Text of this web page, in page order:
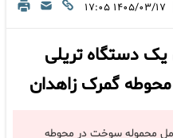
۱۴۰۵/۰۳/۱۷ ۱۷:۰۵
دستگاه تریلی
گمرک زاهدان
محموله سوخت در محوطه